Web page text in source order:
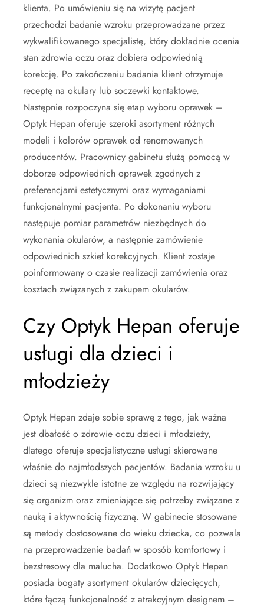
klienta. Po umówieniu się na wizytę pacjent
przechodzi badanie wzroku przeprowadzane przez
wykwalifikowanego specjalistę, który dokładnie ocenia
stan zdrowia oczu oraz dobiera odpowiednią
korekcję. Po zakończeniu badania klient otrzymuje
receptę na okulary lub soczewki kontaktowe.
Następnie rozpoczyna się etap wyboru oprawek –
Optyk Hepan oferuje szeroki asortyment różnych
modeli i kolorów oprawek od renomowanych
producentów. Pracownicy gabinetu służą pomocą w
doborze odpowiednich oprawek zgodnych z
preferencjami estetycznymi oraz wymaganiami
funkcjonalnymi pacjenta. Po dokonaniu wyboru
następuje pomiar parametrów niezbędnych do
wykonania okularów, a następnie zamówienie
odpowiednich szkieł korekcyjnych. Klient zostaje
poinformowany o czasie realizacji zamówienia oraz
kosztach związanych z zakupem okularów.
Czy Optyk Hepan oferuje
usługi dla dzieci i
młodzieży
Optyk Hepan zdaje sobie sprawę z tego, jak ważna
jest dbałość o zdrowie oczu dzieci i młodzieży,
dlatego oferuje specjalistyczne usługi skierowane
właśnie do najmłodszych pacjentów. Badania wzroku u
dzieci są niezwykle istotne ze względu na rozwijający
się organizm oraz zmieniające się potrzeby związane z
nauką i aktywnością fizyczną. W gabinecie stosowane
są metody dostosowane do wieku dziecka, co pozwala
na przeprowadzenie badań w sposób komfortowy i
bezstresowy dla malucha. Dodatkowo Optyk Hepan
posiada bogaty asortyment okularów dziecięcych,
które łączą funkcjonalność z atrakcyjnym designem –